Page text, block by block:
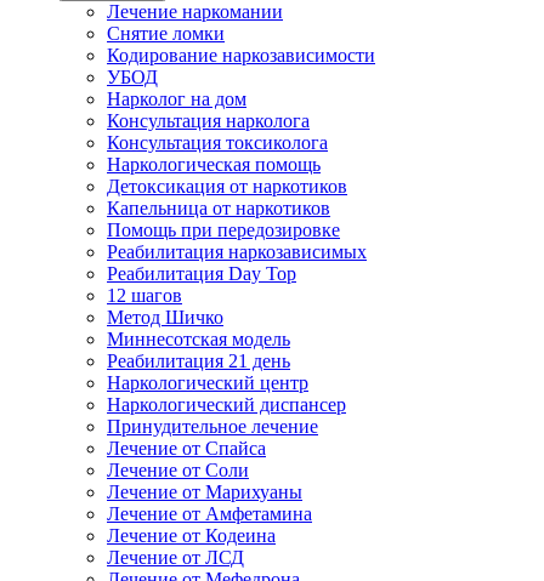
Лечение наркомании
Снятие ломки
Кодирование наркозависимости
УБОД
Нарколог на дом
Консультация нарколога
Консультация токсиколога
Наркологическая помощь
Детоксикация от наркотиков
Капельница от наркотиков
Помощь при передозировке
Реабилитация наркозависимых
Реабилитация Day Top
12 шагов
Метод Шичко
Миннесотская модель
Реабилитация 21 день
Наркологический центр
Наркологический диспансер
Принудительное лечение
Лечение от Спайса
Лечение от Соли
Лечение от Марихуаны
Лечение от Амфетамина
Лечение от Кодеина
Лечение от ЛСД